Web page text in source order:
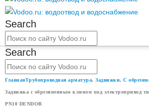
Search
Search
ГлавнаяТрубопроводная арматура, Задвижки, С
Задвижка с обрезиненным клином под электропривод
PN10 DENDOR